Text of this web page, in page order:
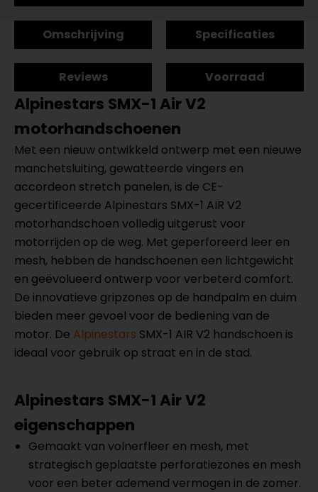
Omschrijving Specificaties
Reviews Voorraad
Alpinestars SMX-1 Air V2
motorhandschoenen
Met een nieuw ontwikkeld ontwerp met een nieuwe
manchetsluiting, gewatteerde vingers en
accordeon stretch panelen, is de CE-
gecertificeerde Alpinestars SMX-1 AIR V2
motorhandschoen volledig uitgerust voor
motorrijden op de weg. Met geperforeerd leer en
mesh, hebben de handschoenen een lichtgewicht
en geëvolueerd ontwerp voor verbeterd comfort.
De innovatieve gripzones op de handpalm en duim
bieden meer gevoel voor de bediening van de
motor. De Alpinestars SMX-1 AIR V2 handschoen is
ideaal voor gebruik op straat en in de stad.
Alpinestars SMX-1 Air V2
eigenschappen
Gemaakt van volnerfleer en mesh, met
strategisch geplaatste perforatiezones en mesh
voor een beter ademend vermogen in de zomer.